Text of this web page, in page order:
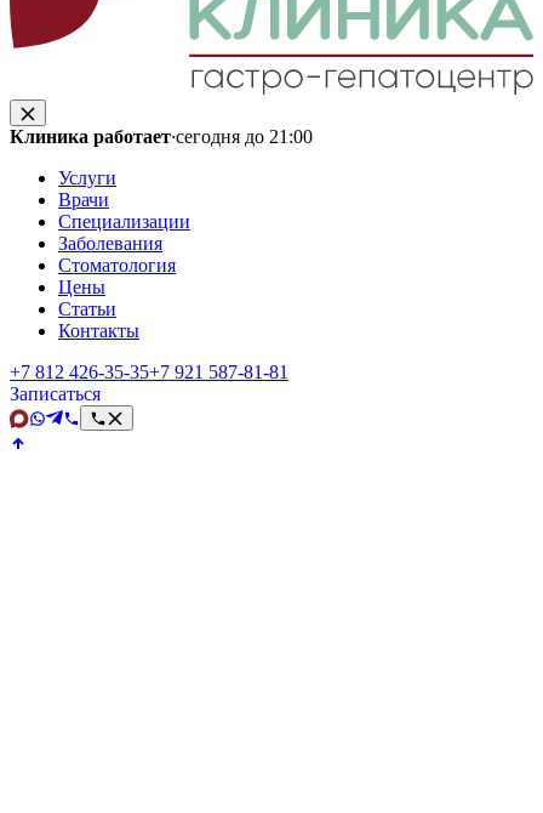
Клиника работает·сегодня до 21:00
Услуги
Врачи
Специализации
Заболевания
Стоматология
Цены
Статьи
Контакты
+7 812 426‑35‑35+7 921 587‑81‑81
Записаться